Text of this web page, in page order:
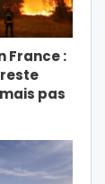
France :
pas